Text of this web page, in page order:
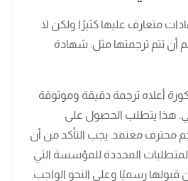
متعارف عليها كثيرًا ولكن لا
أن تتم ترجمتها مثل: شهادة
أعلاه ترجمة دقيقة وموثوقة
هذا يتطلب الحصول على
محترف معتمد. يجب التأكد من أن
المحددة للمؤسسة التي
قبولها رسميًا وعلى النحو الواجب.